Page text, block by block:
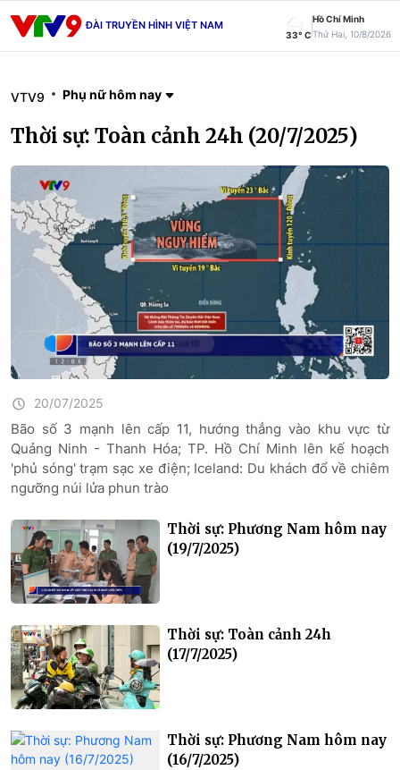
ĐÀI TRUYỀN HÌNH VIỆT NAM
33° C
Hồ Chí Minh
Thứ Hai, 10/8/2026
VTV9 Phụ nữ hôm nay
Thời sự: Toàn cảnh 24h (20/7/2025)
20/07/2025
Bão số 3 mạnh lên cấp 11, hướng thẳng vào khu vực từ
Quảng Ninh - Thanh Hóa; TP. Hồ Chí Minh lên kế hoạch
'phủ sóng' trạm sạc xe điện; Iceland: Du khách đổ về chiêm
ngưỡng núi lửa phun trào
Thời sự: Phương Nam hôm nay
(19/7/2025)
Thời sự: Toàn cảnh 24h
(17/7/2025)
Thời sự: Phương Nam hôm nay
(16/7/2025)